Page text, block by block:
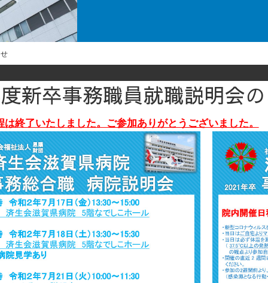
新卒事務職員就職説明会
終了いたしました。ご参加ありがとうございました。